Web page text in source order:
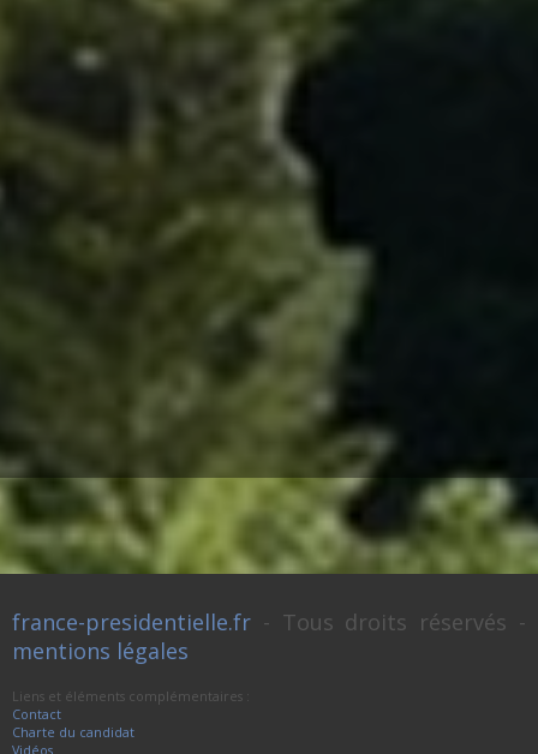
france-presidentielle.fr - Tous droits réservés -
mentions légales
Liens et éléments complémentaires :
Contact
Charte du candidat
Vidéos